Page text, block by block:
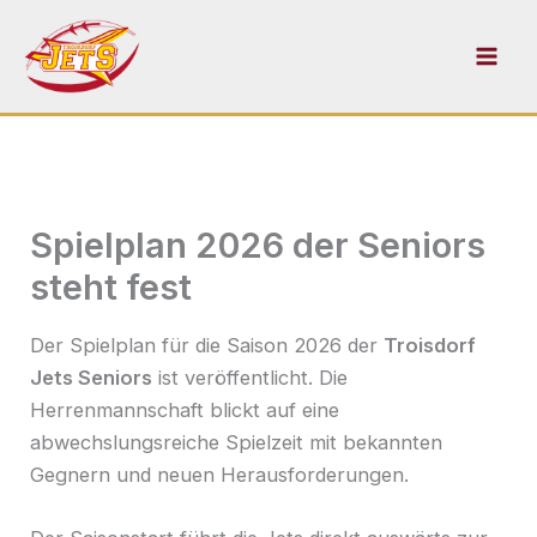
Inhalt
springen
Spielplan 2026 der Seniors
steht fest
Der Spielplan für die Saison 2026 der Troisdorf
Jets Seniors ist veröffentlicht. Die
Herrenmannschaft blickt auf eine
abwechslungsreiche Spielzeit mit bekannten
Gegnern und neuen Herausforderungen.